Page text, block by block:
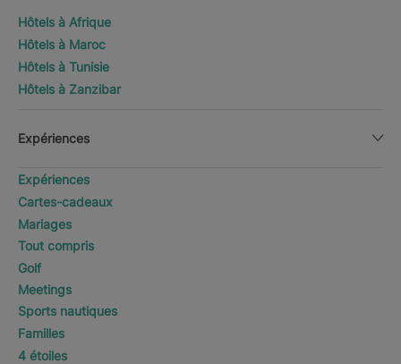
Hôtels à Afrique
Hôtels à Maroc
Hôtels à Tunisie
Hôtels à Zanzibar
Expériences
Expériences
Cartes-cadeaux
Mariages
Tout compris
Golf
Meetings
Sports nautiques
Familles
4 étoiles